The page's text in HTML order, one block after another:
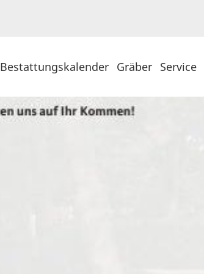
Bestattungskalender Gräber Service